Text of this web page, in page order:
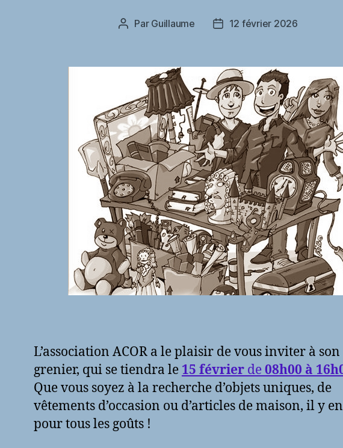
Auteur
Par Guillaume
Date12 février 2026
L’association ACOR a le plaisir de vous inviter à
grenier, qui se tiendra le 15 février de08h00 à
Que vous soyez à la recherche d’objets uniques, de
vêtements d’occasion ou d’articles de maison, il y
pour tous les goûts !